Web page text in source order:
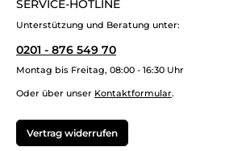
SERVICE-HOTLINE
Unterstützung und Beratung unter:
0201 - 876 549 70
Montag bis Freitag, 08:00 - 16:30 Uhr
Oder über unser Kontaktformular.
Vertrag widerrufen